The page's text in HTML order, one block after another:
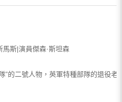
馬斯|演員傑森·斯坦森
”的二號人物，英軍特種部隊的退役